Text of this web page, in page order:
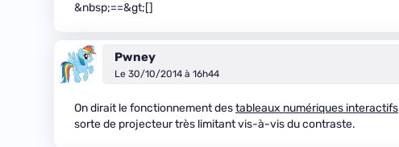
&nbsp;==&gt;[]
Pwney
Le 30/10/2014 à 16h44
On dirait le fonctionnement destableaux numériques interactifs
sorte de projecteur très limitant vis-à-vis du contraste.